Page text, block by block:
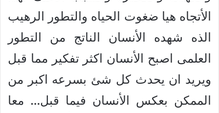
الأتجاه هيا ضغوت الحياه والتطور الرهيب
الذه شهده الأنسان الناتج من التطور
العلمى اصبح الأنسان اكثر تفكير مما قبل
ويريد ان يحدث كل شئ بسرعه اكبر من
الممكن بعكس الأنسان فيما قبل… معا